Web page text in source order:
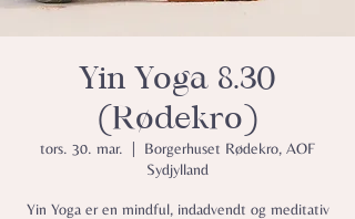
Yin Yoga 8.30
(Rødekro)
tors. 30. mar.
Borgerhuset Rødekro, AOF
Sydjylland
Yin Yoga er en mindful, indadvendt og meditativ